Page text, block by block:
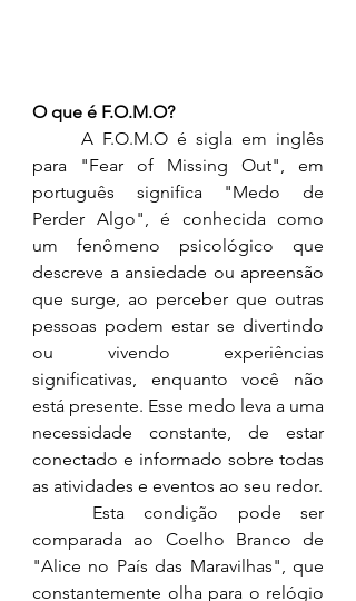
O que é F.O.M.O?
para "Fear of Missing Out", em
português significa "Medo de
Perder Algo", é conhecida como
um fenômeno psicológico que
descreve a ansiedade ou apreensão
que surge, ao perceber que outras
pessoas podem estar se divertindo
ou vivendo experiências
significativas, enquanto você não
está presente. Esse medo leva a uma
necessidade constante, de estar
conectado e informado sobre todas
as atividades e eventos ao seu redor.
comparada ao Coelho Branco de
"Alice no País das Maravilhas", que
constantemente olha para o relógio